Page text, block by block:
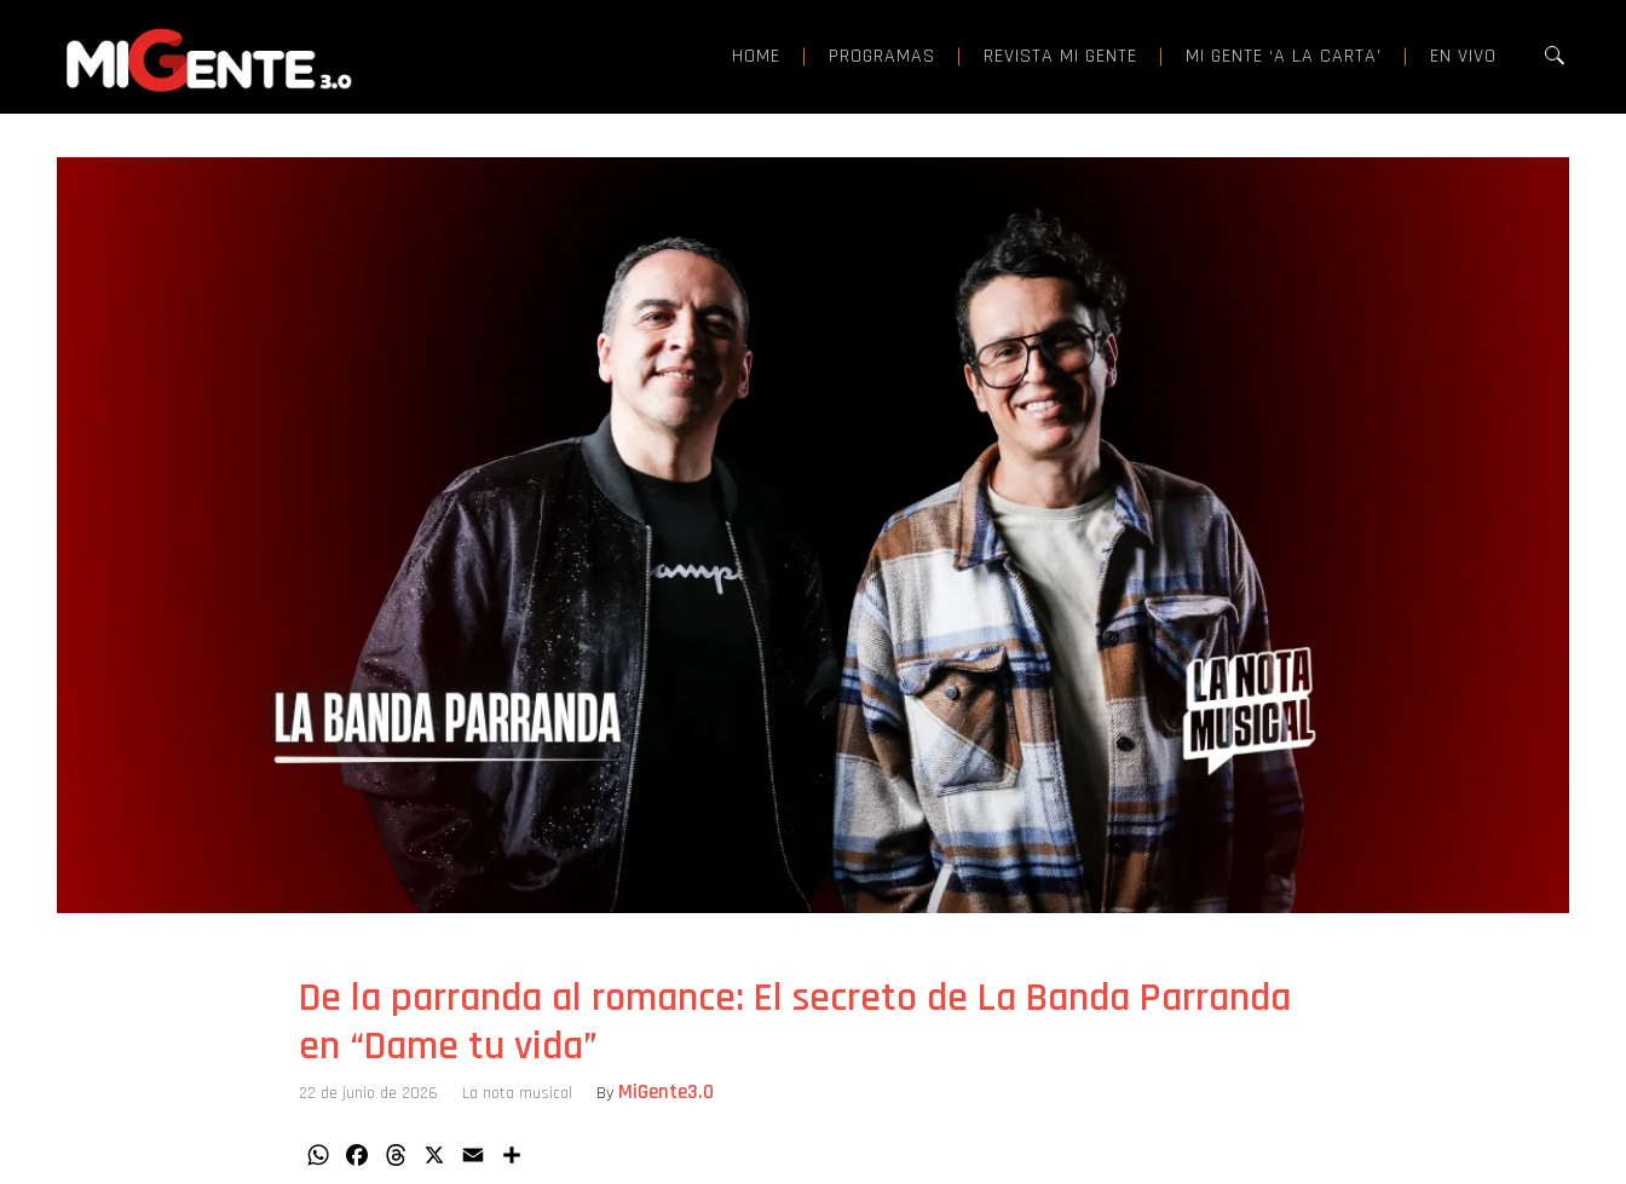
HOME PROGRAMAS REVISTA MI GENTE MI GENTE ‘A LA CARTA’ EN VIVO
De la parranda al romance: El secreto de La Banda Parranda
en “Dame tu vida”
22 de junio de 2026 La nota musical By MiGente3.0
WhatsAppFacebookThreads Email